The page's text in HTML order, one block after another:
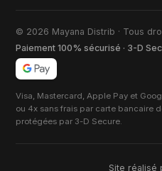
© 2026 Mayana Distrib · Tous
Paiement 100% sécurisé · 3-D
Visa, Mastercard, Apple Pay et
ou 4x sans frais par carte bancaire
protégées par 3-D Secure.
Site réalisé